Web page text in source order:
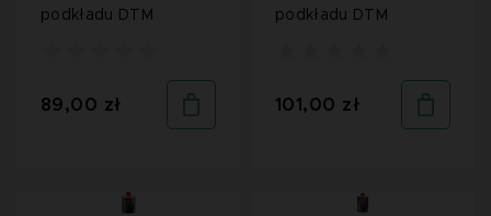
podkładu DTM
89,00 zł
podkładu DTM
101,00 zł